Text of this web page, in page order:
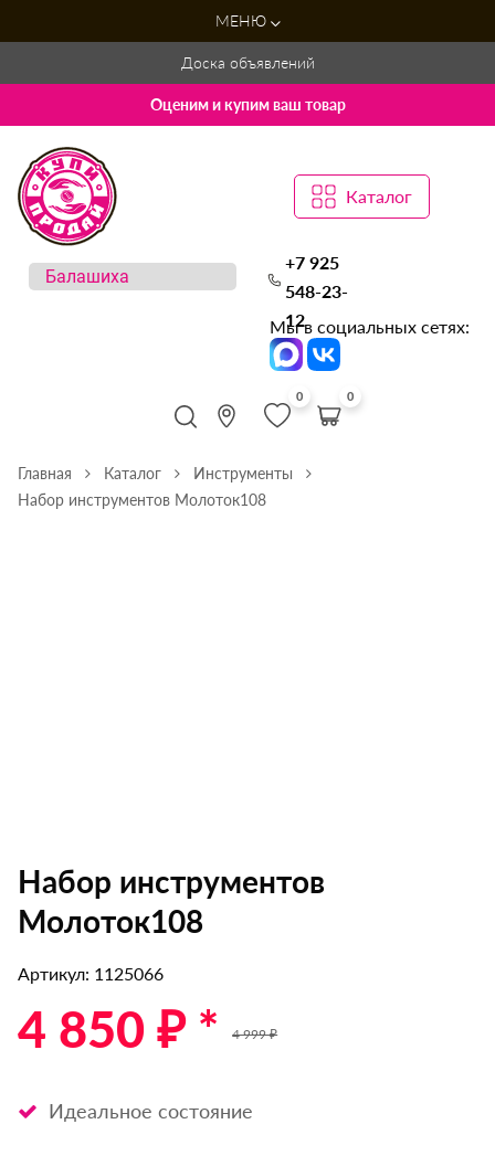
МЕНЮ
Доска объявлений
Оценим и купим ваш товар
Каталог
+7 925
548-23-
12
Мы в социальных сетях:
0 0
Главная Каталог
Инструменты
Набор инструментов Молоток108
Набор инструментов
Молоток108
Артикул: 1125066
4 850 ₽ * 4 999 ₽
Идеальное состояние